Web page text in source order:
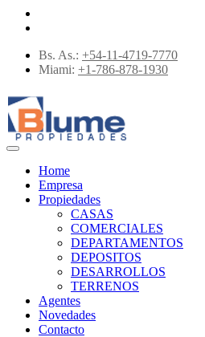
Bs. As.: +54-11-4719-7770
Miami: +1-786-878-1930
Home
Empresa
Propiedades
CASAS
COMERCIALES
DEPARTAMENTOS
DEPOSITOS
DESARROLLOS
TERRENOS
Agentes
Novedades
Contacto